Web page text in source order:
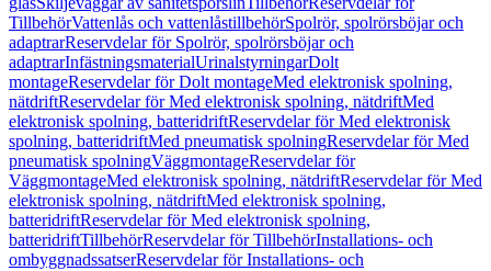
TillbehörVattenlås och vattenlåstillbehörSpolrör, spolrörsböjar och
adaptrarReservdelar för Spolrör, spolrörsböjar och
adaptrarInfästningsmaterialUrinalstyrningarDolt
montageReservdelar för Dolt montageMed elektronisk spolning,
nätdriftReservdelar för Med elektronisk spolning, nätdriftMed
elektronisk spolning, batteridriftReservdelar för Med elektronisk
spolning, batteridriftMed pneumatisk spolningReservdelar för Med
pneumatisk spolningVäggmontageReservdelar för
VäggmontageMed elektronisk spolning, nätdriftReservdelar för Med
elektronisk spolning, nätdriftMed elektronisk spolning,
batteridriftReservdelar för Med elektronisk spolning,
batteridriftTillbehörReservdelar för TillbehörInstallations- och
ombyggnadssatserReservdelar för Installations- och